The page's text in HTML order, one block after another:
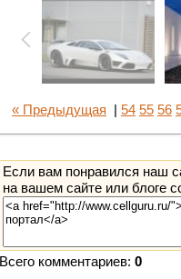
« Предыдущая 54 55 56
Если вам понравился наш
на вашем сайте или блоге
Всего комментариев: 0